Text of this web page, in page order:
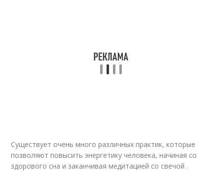
Существует очень много различных практик, которые
позволяют повысить энергетику человека, начиная со
здорового сна и заканчивая медитацией со свечой .